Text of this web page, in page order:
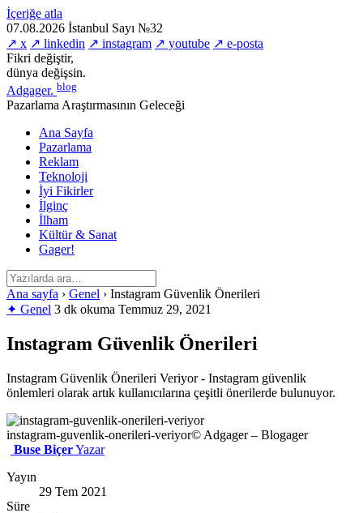
İçeriğe atla
07.08.2026 İstanbul Sayı №32
↗ x ↗ linkedin ↗ instagram ↗ youtube ↗ e-posta
Fikri değiştir,
dünya değişsin.
Adgager. blog
Pazarlama Araştırmasının Geleceği
Ana Sayfa
Pazarlama
Reklam
Teknoloji
İyi Fikirler
İlginç
İlham
Kültür & Sanat
Gager!
Ana sayfa › Genel › Instagram Güvenlik Önerileri
✦ Genel 3 dk okuma Temmuz 29, 2021
Instagram Güvenlik Önerileri
Instagram Güvenlik Önerileri Veriyor - Instagram güvenlik
önlemleri olarak artık kullanıcılarına çeşitli önerilerde bulunuyor.
instagram-guvenlik-onerileri-veriyor© Adgager – Blogager
Buse BiçerYazar
Yayın
29 Tem 2021
Süre